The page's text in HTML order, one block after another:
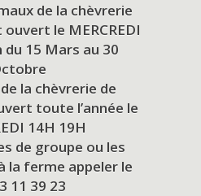
de la chèvrerie
le MERCREDI
du 15 Mars au 30
la chèvrerie de
toute l’année le
14H 19H
de groupe ou les
la ferme appeler le
11 39 23